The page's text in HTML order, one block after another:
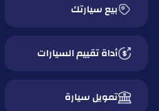
بيع سيارتك
أداة تقييم السيارات
تمويل سيارة